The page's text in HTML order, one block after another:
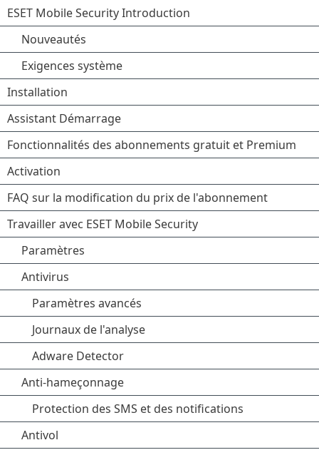
ESET Mobile Security Introduction
Nouveautés
Exigences système
Installation
Assistant Démarrage
Fonctionnalités des abonnements gratuit et Premium
Activation
FAQ sur la modification du prix de l'abonnement
Travailler avec ESET Mobile Security
Paramètres
Antivirus
Paramètres avancés
Journaux de l'analyse
Adware Detector
Anti-hameçonnage
Protection des SMS et des notifications
Antivol